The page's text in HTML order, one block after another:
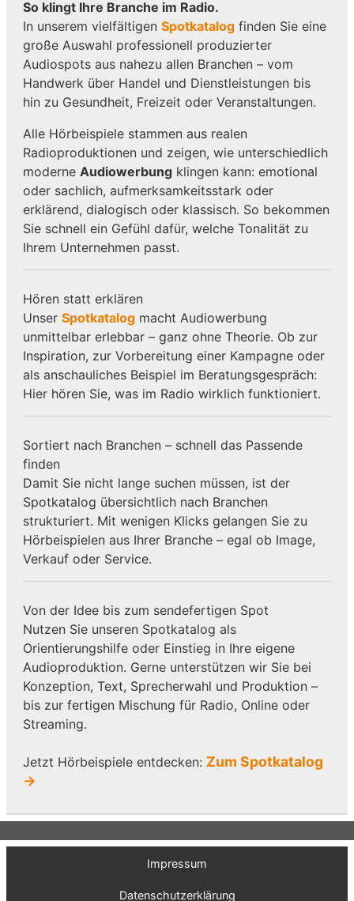
So klingt Ihre Branche im Radio.
In unserem vielfältigen Spotkatalogfinden Sie eine
große Auswahl professionell produzierter
Audiospots aus nahezu allen Branchen – vom
Handwerk über Handel und Dienstleistungen bis
hin zu Gesundheit, Freizeit oder Veranstaltungen.
Alle Hörbeispiele stammen aus realen
Radioproduktionen und zeigen, wie unterschiedlich
moderne Audiowerbungklingen kann: emotional
oder sachlich, aufmerksamkeitsstark oder
erklärend, dialogisch oder klassisch. So bekommen
Sie schnell ein Gefühl dafür, welche Tonalität zu
Ihrem Unternehmen passt.
Hören statt erklären
Unser Spotkatalogmacht Audiowerbung
unmittelbar erlebbar – ganz ohne Theorie. Ob zur
Inspiration, zur Vorbereitung einer Kampagne oder
als anschauliches Beispiel im Beratungsgespräch:
Hier hören Sie, was im Radio wirklich funktioniert.
Sortiert nach Branchen – schnell das Passende
finden
Damit Sie nicht lange suchen müssen, ist der
Spotkatalog übersichtlich nach Branchen
strukturiert. Mit wenigen Klicks gelangen Sie zu
Hörbeispielen aus Ihrer Branche – egal ob Image,
Verkauf oder Service.
Von der Idee bis zum sendefertigen Spot
Nutzen Sie unseren Spotkatalog als
Orientierungshilfe oder Einstieg in Ihre eigene
Audioproduktion. Gerne unterstützen wir Sie bei
Konzeption, Text, Sprecherwahl und Produktion –
bis zur fertigen Mischung für Radio, Online oder
Streaming.
Jetzt Hörbeispiele entdecken: Zum Spotkatalog
→
Impressum
Datenschutzerklärung